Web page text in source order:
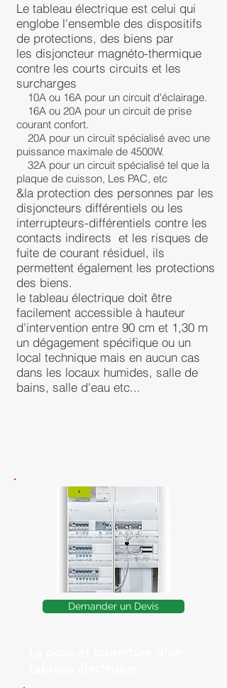
Le tableau électrique est celui qui
englobe l'ensemble des dispositifs
de protections, des biens par
les disjoncteur magnéto-thermique
contre les courts circuits et les
surcharges
10A ou 16A pour un circuit d'éclairage.
16A ou 20A pour un circuit de prise
courant confort.
20A pour un circuit spécialisé avec une
puissance maximale de 4500W.
32A pour un circuit spécialisé tel que la
plaque de cuisson, Les PAC, etc
&la protection des personnes par les
disjoncteurs différentiels ou les
interrupteurs-différentiels contre les
contacts indirects et les risques de
fuite de courant résiduel, ils
permettent également les protections
des biens.
le tableau électrique doit être
facilement accessible à hauteur
d'intervention entre 90 cm et 1,30 m
un dégagement spécifique ou un
local technique mais en aucun cas
dans les locaux humides, salle de
bains, salle d'eau etc...
Demander un Devis